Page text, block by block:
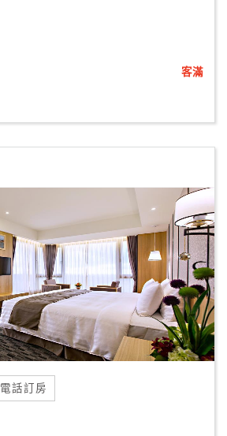
客滿
電話訂房